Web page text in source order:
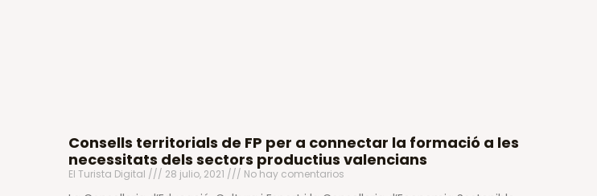
Consells territorials de FP per a connectar la formació a les
necessitats dels sectors productius valencians
El Turista Digital 28 julio, 2021 No hay comentarios